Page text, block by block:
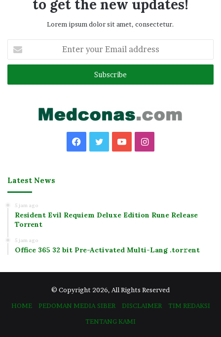
to get the new updates!
Lorem ipsum dolor sit amet, consectetur.
your
Email
Facebook
TwitterYouTubeInstagram
Latest News
5 jam ago
Resident Evil Requiem Deluxe Edition Rune Release
Torrent
5 jam ago
Office 365 32 bit Pre-Activated Multi-Lang .tоr𝚛еnt
© Copyright 2026, All Rights Reserved
HOME
PEDOMAN MEDIA SIBER DISCLAIMER
TIM REDAKSI
TENTANG KAMI